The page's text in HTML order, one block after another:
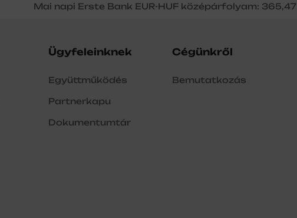
Mai napi Erste Bank EUR-HUF középárfolyam: 365,47
Ügyfeleinknek
Együttműködés
Partnerkapu
Dokumentumtár
Cégünkről
Bemutatkozás